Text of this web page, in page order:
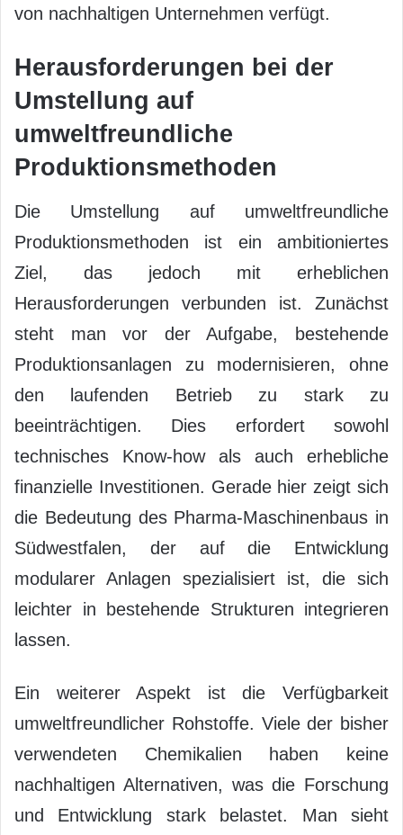
von nachhaltigen Unternehmen verfügt.
Herausforderungen bei der
Umstellung auf
umweltfreundliche
Produktionsmethoden
Die Umstellung auf umweltfreundliche
Produktionsmethoden ist ein ambitioniertes
Ziel, das jedoch mit erheblichen
Herausforderungen verbunden ist. Zunächst
steht man vor der Aufgabe, bestehende
Produktionsanlagen zu modernisieren, ohne
den laufenden Betrieb zu stark zu
beeinträchtigen. Dies erfordert sowohl
technisches Know-how als auch erhebliche
finanzielle Investitionen. Gerade hier zeigt sich
die Bedeutung des Pharma-Maschinenbaus in
Südwestfalen, der auf die Entwicklung
modularer Anlagen spezialisiert ist, die sich
leichter in bestehende Strukturen integrieren
lassen.
Ein weiterer Aspekt ist die Verfügbarkeit
umweltfreundlicher Rohstoffe. Viele der bisher
verwendeten Chemikalien haben keine
nachhaltigen Alternativen, was die Forschung
und Entwicklung stark belastet. Man sieht